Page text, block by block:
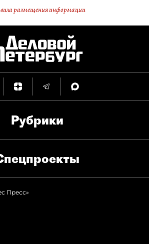
размещения информации
Рубрики
Пресс»